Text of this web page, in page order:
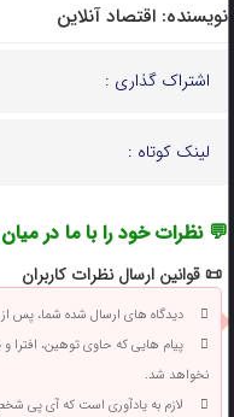
نویسنده: اقتصاد آنلاین
اشتراک گذاری :
لینک کوتاه :
💬 نظرات خود را با ما در میان
📜 قوانین ارسال نظرات کاربران
دیدگاه های ارسال شده شما، پس
پیام هایی که حاوی توهین، افترا و
نخواهد شد.
لازم به یادآوری است که آی پی